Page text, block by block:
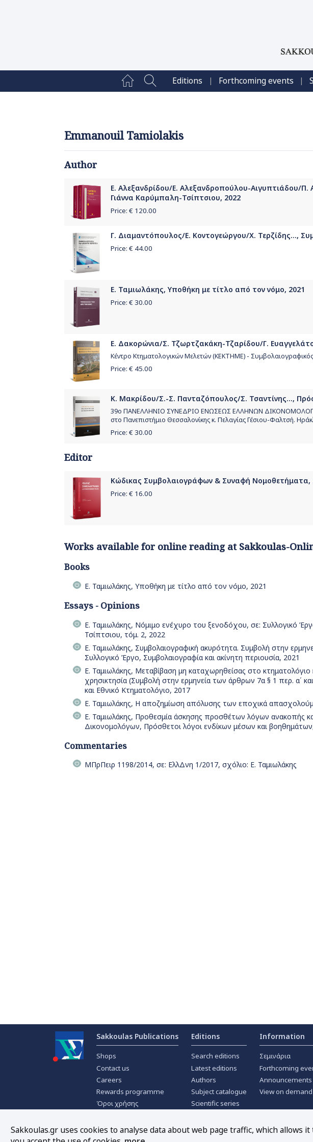
Editions | Forthcoming events |
Emmanouil Tamiolakis
Author
Ε. Αλεξανδρίδου/Ε. Αλεξανδροπούλου-Αιγυπτιάδου/Π.
Γιάννα Καρύμπαλη-Τσίπτσιου, 2022
Price: € 120.00
Γ. Διαμαντόπουλος/Ε. Κοντογεώργου/Χ. Τερζίδης...,
Price: € 44.00
Ε. Ταμιωλάκης, Υποθήκη με τίτλο από τον νόμο, 2021
Price: € 30.00
Ε. Δακορώνια/Σ. Τζωρτζακάκη-Τζαρίδου/Γ.
Κέντρο Κτηματολογικών Μελετών (ΚΕΚΤΗΜΕ) -
Price: € 45.00
Κ. Μακρίδου/Σ.-Σ. Πανταζόπουλος/Σ. Τσαντίνης...,
39ο ΠΑΝΕΛΛΗΝΙΟ ΣΥΝΕΔΡΙΟ ΕΝΩΣΕΩΣ ΕΛΛΗΝΩΝ ΔΙΚΟΝΟΜΟΛΟΓΩΝ
στο Πανεπιστήμιο Θεσσαλονίκης κ. Πελαγίας Γέσιου-Φαλτσή.
Price: € 30.00
Editor
Κώδικας Συμβολαιογράφων & Συναφή Νομοθετήματα,
Price: € 16.00
Works available for online reading at Sakkoulas-
Books
Ε. Ταμιωλάκης, Υποθήκη με τίτλο από τον νόμο, 2021
Essays - Opinions
Ε. Ταμιωλάκης, Νόμιμο ενέχυρο του ξενοδόχου, σε: Συλλογικό
Τσίπτσιου, τόμ. 2, 2022
Ε. Ταμιωλάκης, Συμβολαιογραφική ακυρότητα. Συμβολή στην
Συλλογικό Έργο, Συμβολαιογραφία και ακίνητη περιουσία, 2021
Ε. Ταμιωλάκης, Μεταβίβαση μη καταχωρηθείσας στο
χρησικτησία (Συμβολή στην ερμηνεία των άρθρων 7α § 1 περ. α΄
και Εθνικό Κτηματολόγιο, 2017
Ε. Ταμιωλάκης, Η αποζημίωση απόλυσης των εποχικά
Ε. Ταμιωλάκης, Προθεσμία άσκησης προσθέτων λόγων ανακοπής
Δικονομολόγων, Πρόσθετοι λόγοι ενδίκων μέσων και
Commentaries
ΜΠρΠειρ 1198/2014, σε: ΕλλΔνη 1/2017, σχόλιο: Ε. Ταμιωλάκης
Sakkoulas Publications
Shops
Contact us
Careers
Rewards programme
Όροι χρήσης
About Cookies
Editions
Search editions
Latest editions
Authors
Subject catalogue
Scientific series
Offers
Information
Σεμινάρια
Forthcoming
Announcements
View on demand
Sakkoulas.gr uses cookies to analyse data about web page traffic, which